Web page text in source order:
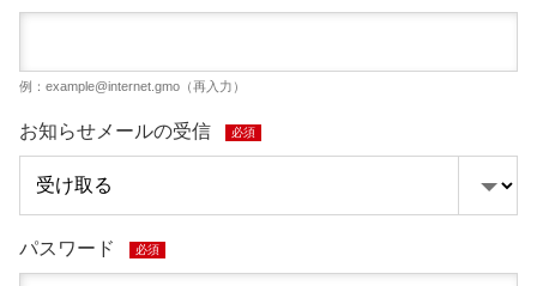
例： example@internet.gmo （再入力）
お知らせメールの受信 必須
パスワード 必須